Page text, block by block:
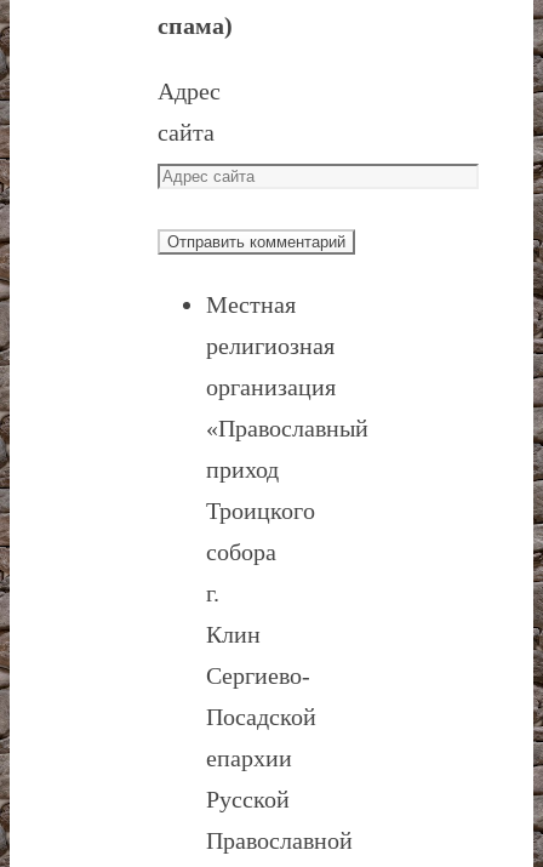
спама)
Адрес
сайта
Местная
религиозная
организация
«Православный
приход
Троицкого
собора
г.
Клин
Сергиево-
Посадской
епархии
Русской
Православной